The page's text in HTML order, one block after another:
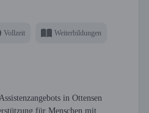
Vollzeit Weiterbildungen
in Ottensen
für Menschen mit